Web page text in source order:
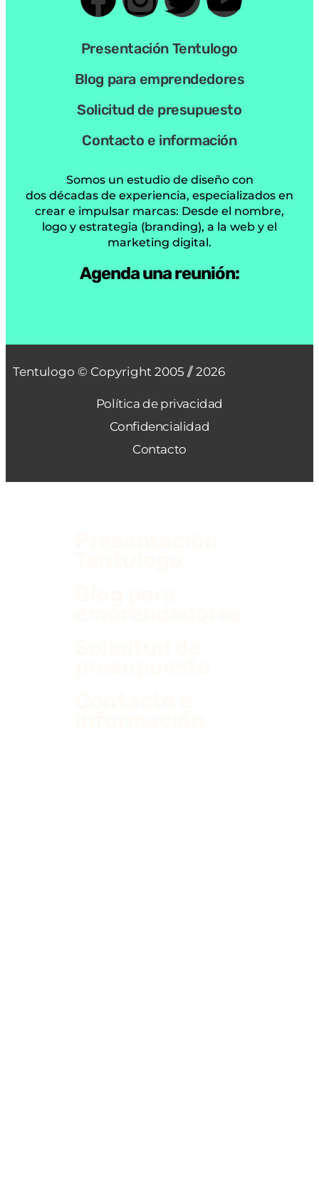
Presentación Tentulogo
Blog para emprendedores
Solicitud de presupuesto
Contacto e información
Somos un estudio de diseño con
dos décadas de experiencia, especializados en
crear e impulsar marcas: Desde el nombre,
logo y estrategia (branding), a la web y el
marketing digital.
Agenda una reunión:
Tentulogo © Copyright 2005 // 2026
Política de privacidad
Confidencialidad
Contacto